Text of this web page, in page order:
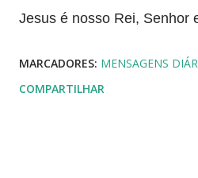
Jesus é nosso Rei, Senhor
MARCADORES: MENSAGENS
COMPARTILHAR